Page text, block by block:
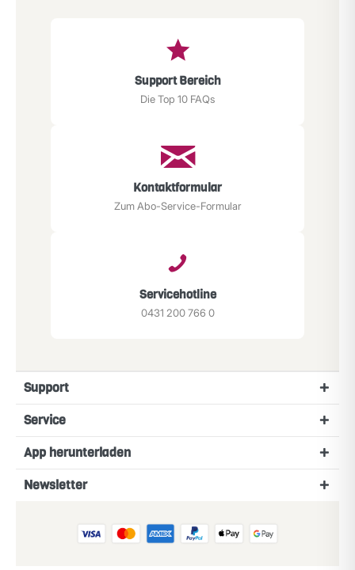
Support Bereich
Die Top 10 FAQs
Kontaktformular
Zum Abo-Service-Formular
Servicehotline
0431 200 766 0
Support
Service
App herunterladen
Newsletter